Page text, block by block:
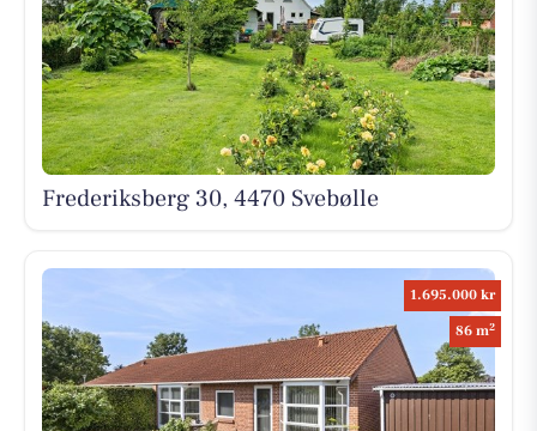
Frederiksberg 30, 4470 Svebølle
1.695.000 kr
86 m2